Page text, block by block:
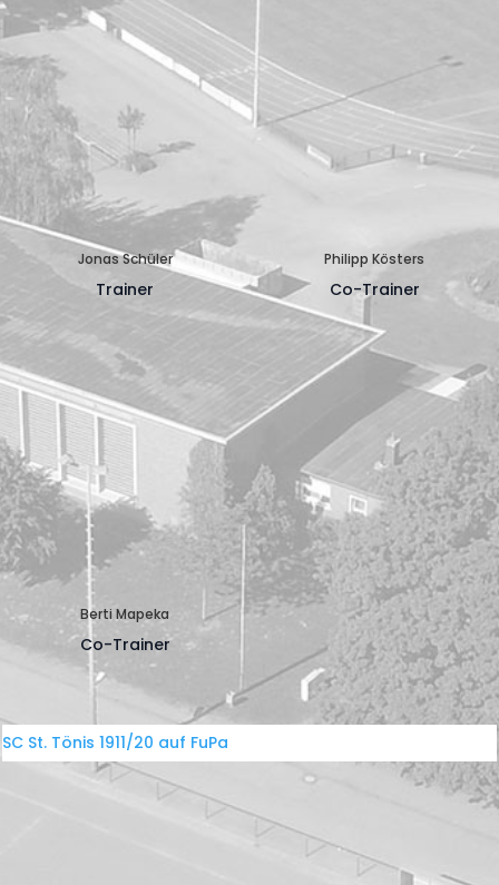
Jonas Schüler
Trainer
Philipp Kösters
Co-Trainer
Berti Mapeka
Co-Trainer
SC St. Tönis 1911/20 auf FuPa